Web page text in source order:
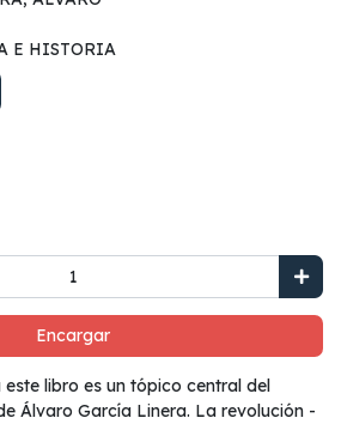
E HISTORIA
Encargar
libro es un tópico central del
Álvaro García Linera. La revolución -